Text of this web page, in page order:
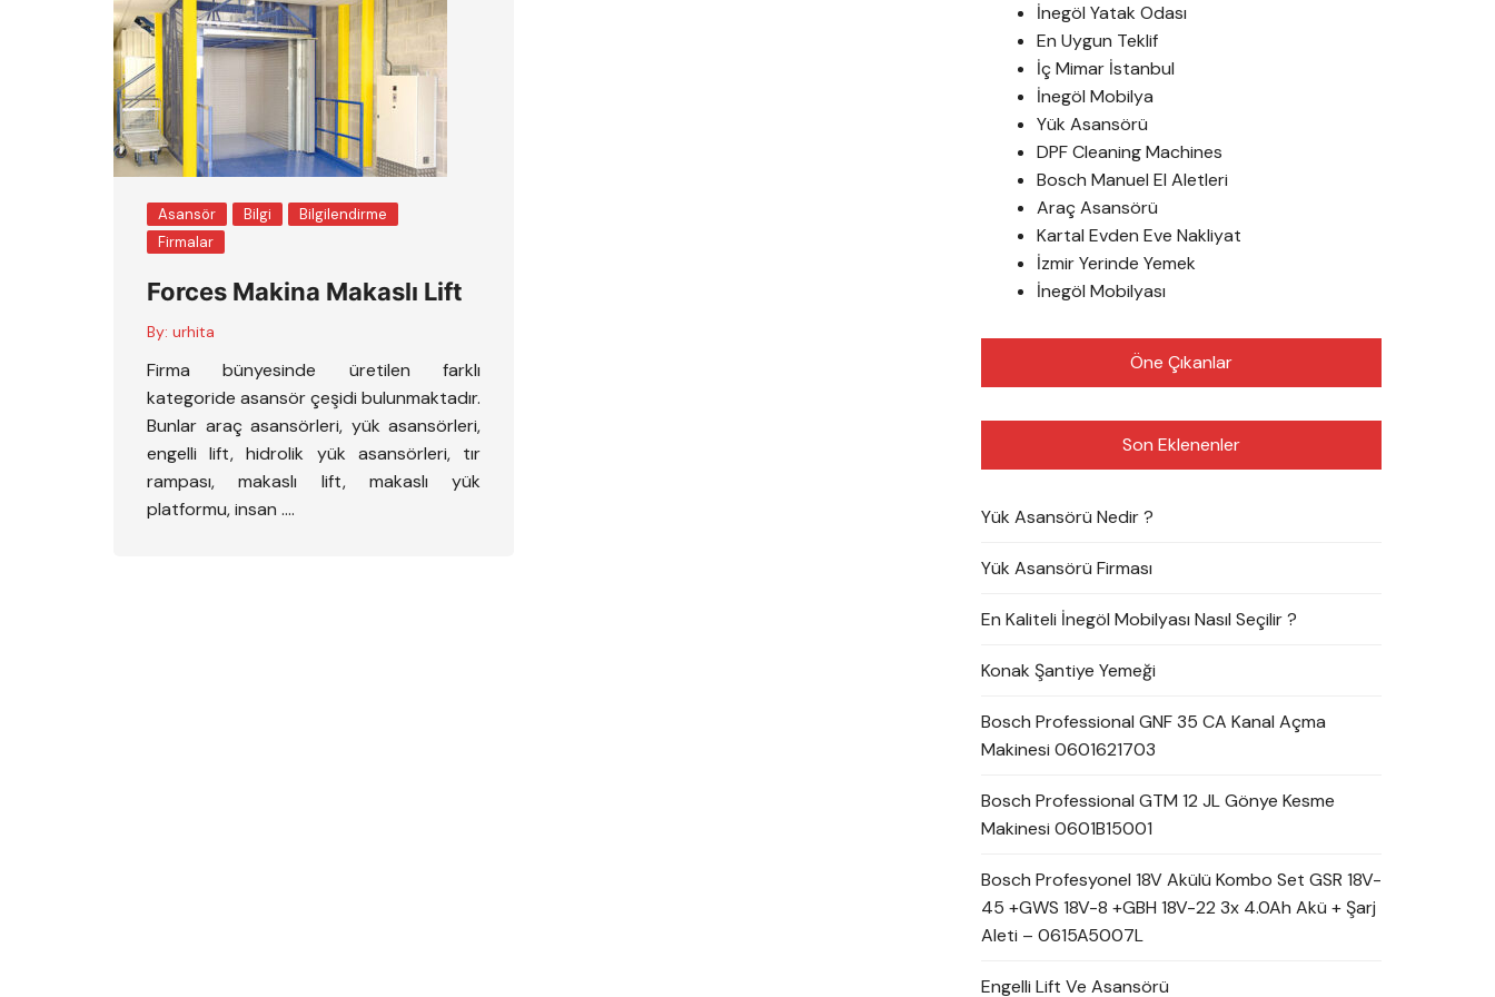
Asansör Bilgi
Bilgilendirme
Firmalar
Forces Makina Makaslı Lift
By: urhita
Firma bünyesinde üretilen farklı
kategoride asansör çeşidi bulunmaktadır.
Bunlar araç asansörleri, yük asansörleri,
engelli lift, hidrolik yük asansörleri, tır
rampası, makaslı lift, makaslı yük
platformu, insan ….
İnegöl Yatak Odası
En Uygun Teklif
İç Mimar İstanbul
İnegöl Mobilya
Yük Asansörü
DPF Cleaning Machines
Bosch Manuel El Aletleri
Araç Asansörü
Kartal Evden Eve Nakliyat
İzmir Yerinde Yemek
İnegöl Mobilyası
Öne Çıkanlar
Son Eklenenler
Yük Asansörü Nedir ?
Yük Asansörü Firması
En Kaliteli İnegöl Mobilyası Nasıl Seçilir ?
Konak Şantiye Yemeği
Bosch Professional GNF 35 CA Kanal Açma
Makinesi 0601621703
Bosch Professional GTM 12 JL Gönye Kesme
Makinesi 0601B15001
Bosch Profesyonel 18V Akülü Kombo Set GSR 18V-
45 +GWS 18V-8 +GBH 18V-22 3x 4.0Ah Akü + Şarj
Aleti – 0615A5007L
Engelli Lift Ve Asansörü